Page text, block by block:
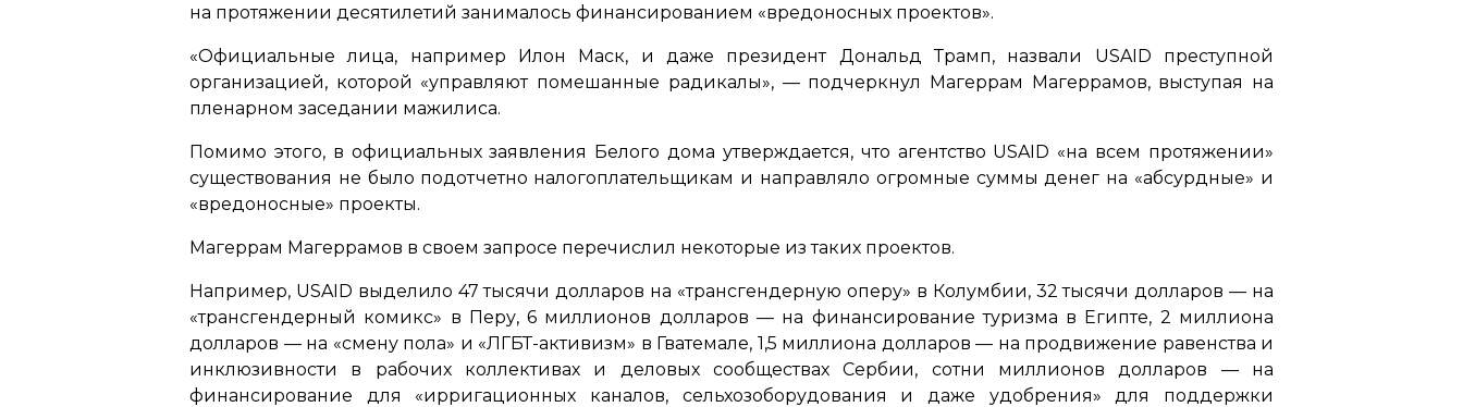
на протяжении десятилетий занималось финансированием «вредоносных проектов».
«Официальные лица, например Илон Маск, и даже президент Дональд Трамп, назвали USAID преступной
организацией, которой «управляют помешанные радикалы»,— подчеркнул Магеррам Магеррамов, выступая на
пленарном заседании мажилиса.
Помимо этого, в официальных заявления Белого дома утверждается, что агентство USAID «на всем протяжении»
существования не было подотчетно налогоплательщикам и направляло огромные суммы денег на «абсурдные» и
«вредоносные» проекты.
Магеррам Магеррамов в своем запросе перечислил некоторые из таких проектов.
Например, USAID выделило 47 тысячи долларов на «трансгендерную оперу» в Колумбии, 32 тысячи долларов — на
«трансгендерный комикс» в Перу, 6 миллионов долларов — на финансирование туризма в Египте, 2 миллиона
долларов — на «смену пола» и «ЛГБТ-активизм» в Гватемале, 1,5 миллиона долларов — на продвижение равенства и
инклюзивности в рабочих коллективах и деловых сообществах Сербии, сотни миллионов долларов — на
финансирование для «ирригационных каналов, сельхозоборудования и даже удобрения» для поддержки